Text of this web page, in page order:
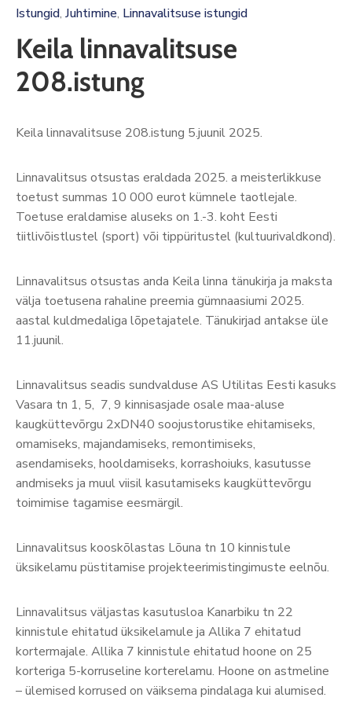
Istungid‚ Juhtimine‚ Linnavalitsuse istungid
Keila linnavalitsuse
208.istung
Keila linnavalitsuse 208.istung 5.juunil 2025.
Linnavalitsus otsustas eraldada 2025. a meisterlikkuse
toetust summas 10 000 eurot kümnele taotlejale.
Toetuse eraldamise aluseks on 1.-3. koht Eesti
tiitlivõistlustel (sport) või tippüritustel (kultuurivaldkond).
Linnavalitsus otsustas anda Keila linna tänukirja ja maksta
välja toetusena rahaline preemia gümnaasiumi 2025.
aastal kuldmedaliga lõpetajatele. Tänukirjad antakse üle
11.juunil.
Linnavalitsus seadis sundvalduse AS Utilitas Eesti kasuks
Vasara tn 1, 5, 7, 9 kinnisasjade osale maa-aluse
kaugküttevõrgu 2xDN40 soojustorustike ehitamiseks,
omamiseks, majandamiseks, remontimiseks,
asendamiseks, hooldamiseks, korrashoiuks, kasutusse
andmiseks ja muul viisil kasutamiseks kaugküttevõrgu
toimimise tagamise eesmärgil.
Linnavalitsus kooskõlastas Lõuna tn 10 kinnistule
üksikelamu püstitamise projekteerimistingimuste eelnõu.
Linnavalitsus väljastas kasutusloa Kanarbiku tn 22
kinnistule ehitatud üksikelamule ja Allika 7 ehitatud
kortermajale. Allika 7 kinnistule ehitatud hoone on 25
korteriga 5-korruseline korterelamu. Hoone on astmeline
– ülemised korrused on väiksema pindalaga kui alumised.